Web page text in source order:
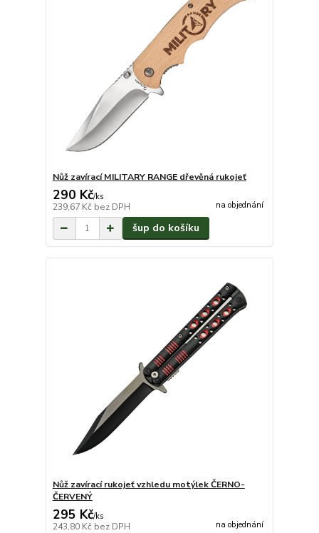
Nůž zavírací MILITARY RANGE dřevěná rukojeť
290 Kč/ks
239,67 Kč bez DPH na objednání
šup do košíku
Nůž zavírací rukojeť vzhledu motýlek ČERNO-
ČERVENÝ
295 Kč/ks
243,80 Kč bez DPH na objednání